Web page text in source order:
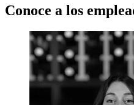
Conoce a los